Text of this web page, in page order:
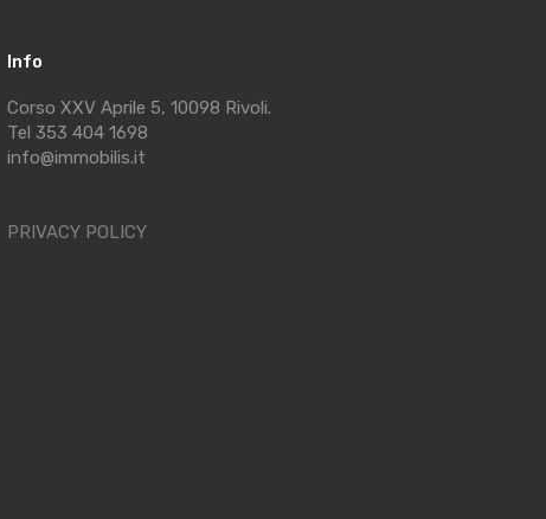
Info
Corso XXV Aprile 5, 10098 Rivoli.
Tel 353 404 1698
info@immobilis.it
PRIVACY POLICY